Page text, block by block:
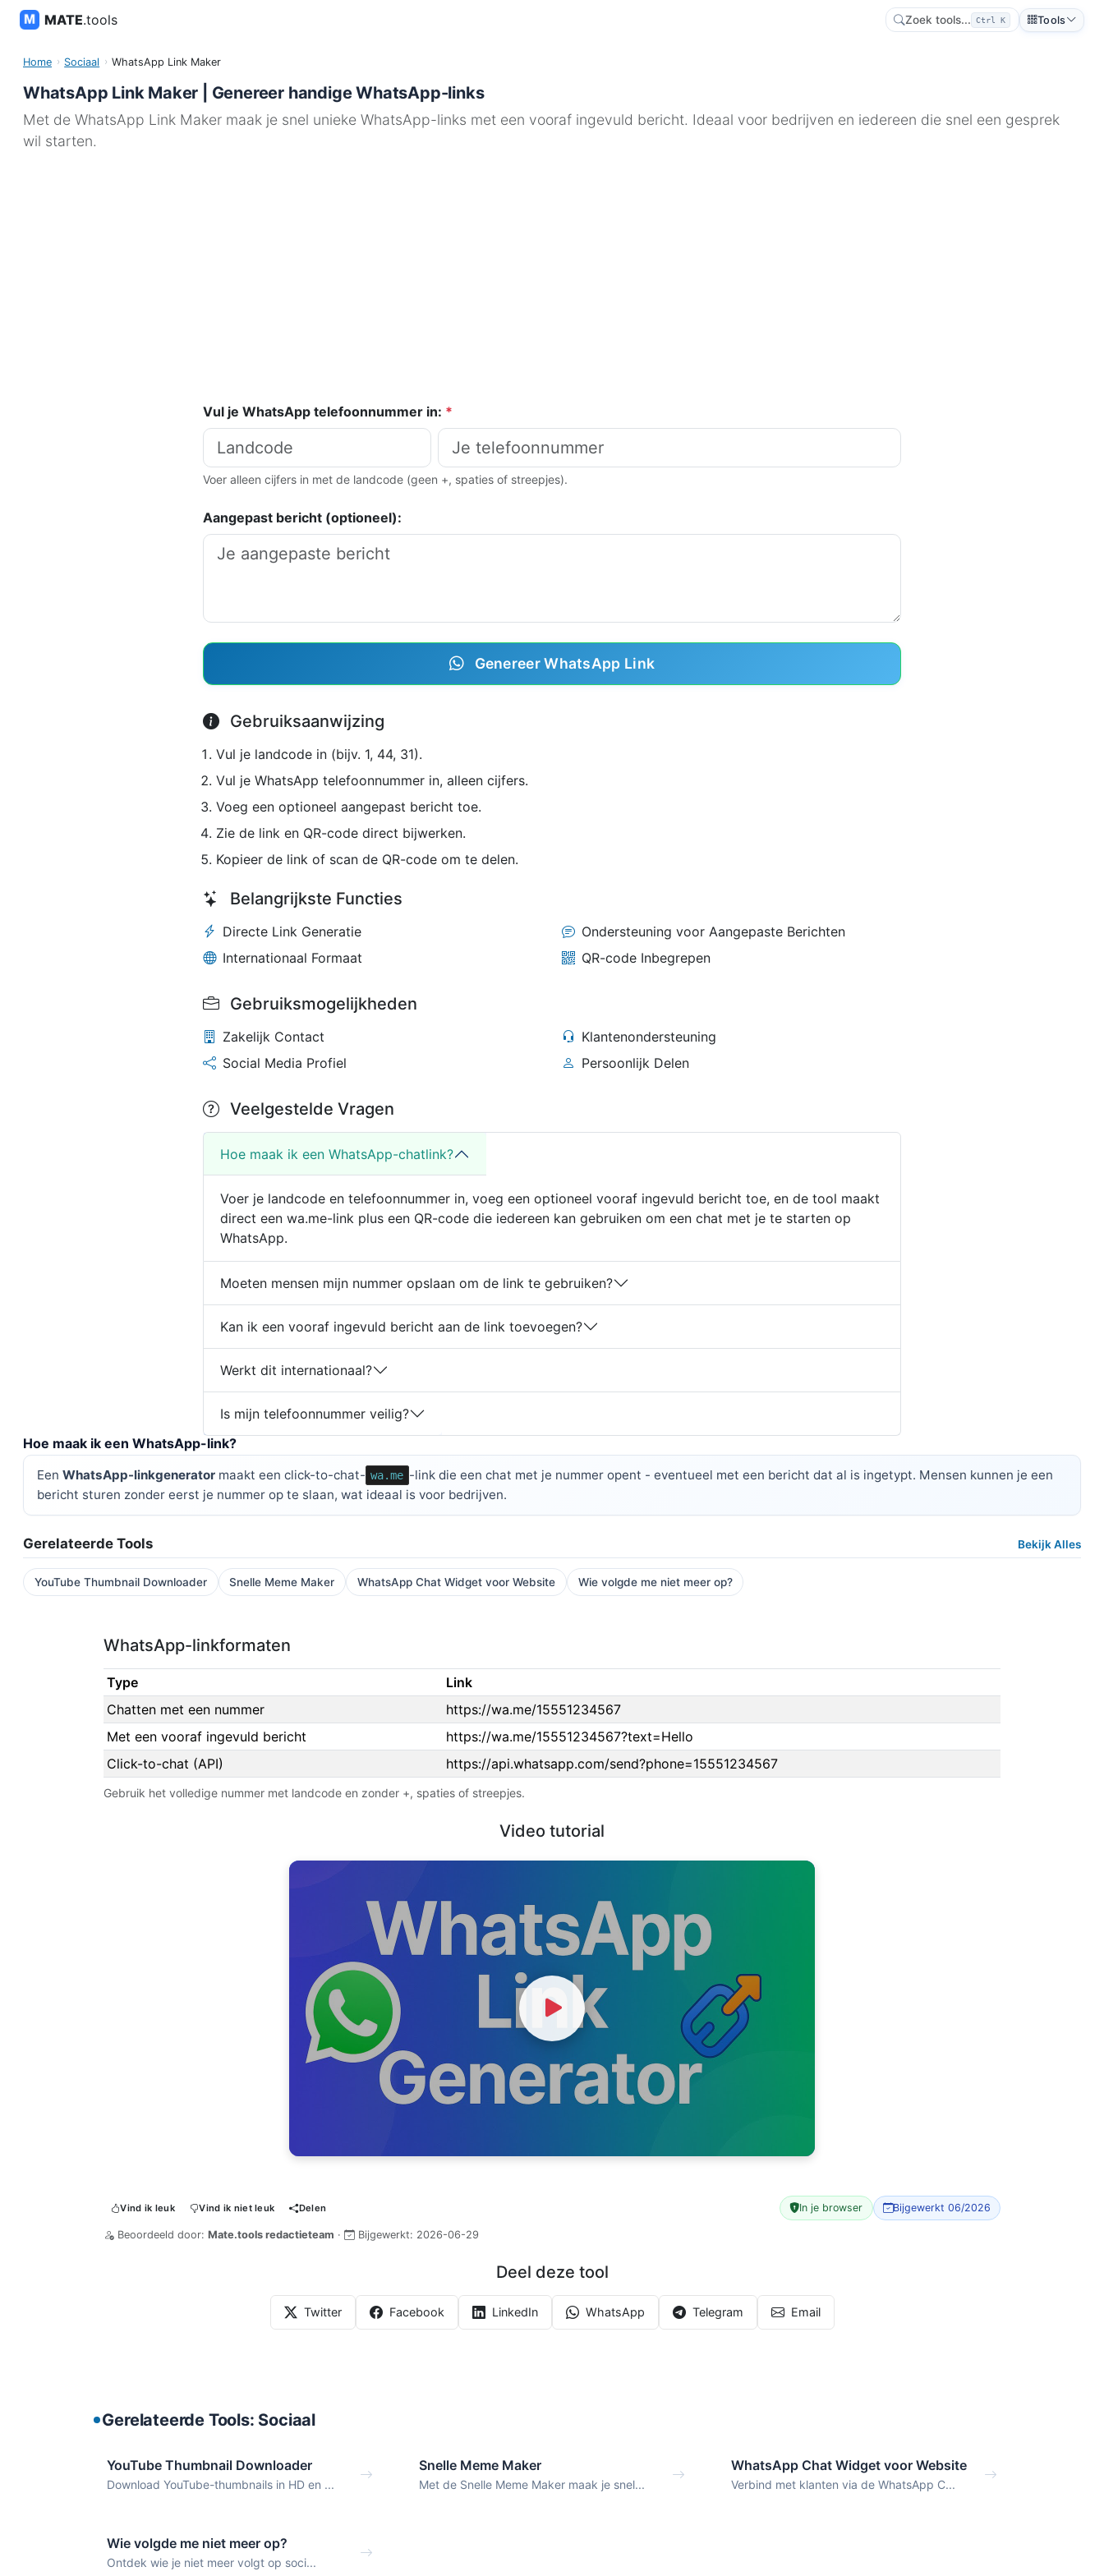
MATE.tools Zoek tools... Ctrl K Tools
Home Sociaal WhatsApp Link Maker
WhatsApp Link Maker | Genereer handige WhatsApp-links
Met de WhatsApp Link Maker maak je snel unieke WhatsApp-links met een vooraf ingevuld bericht. Ideaal voor bedrijven en iedereen die snel een gesprek
wil starten.
Vul je WhatsApp telefoonnummer in: *
Voer alleen cijfers in met de landcode (geen +, spaties of streepjes).
Aangepast bericht (optioneel):
Genereer WhatsApp Link
Gebruiksaanwijzing
Vul je landcode in (bijv. 1, 44, 31).
Vul je WhatsApp telefoonnummer in, alleen cijfers.
Voeg een optioneel aangepast bericht toe.
Zie de link en QR-code direct bijwerken.
Kopieer de link of scan de QR-code om te delen.
Belangrijkste Functies
Directe Link Generatie
Ondersteuning voor Aangepaste Berichten
Internationaal Formaat
QR-code Inbegrepen
Gebruiksmogelijkheden
Zakelijk Contact
Klantenondersteuning
Social Media Profiel
Persoonlijk Delen
Veelgestelde Vragen
Hoe maak ik een WhatsApp-chatlink?
Voer je landcode en telefoonnummer in, voeg een optioneel vooraf ingevuld bericht toe, en de tool maakt
direct een wa.me-link plus een QR-code die iedereen kan gebruiken om een chat met je te starten op
WhatsApp.
Moeten mensen mijn nummer opslaan om de link te gebruiken?
Kan ik een vooraf ingevuld bericht aan de link toevoegen?
Werkt dit internationaal?
Is mijn telefoonnummer veilig?
Hoe maak ik een WhatsApp-link?
Een WhatsApp-linkgenerator maakt een click-to-chat- wa.me -link die een chat met je nummer opent - eventueel met een bericht dat al is ingetypt. Mensen kunnen je een
bericht sturen zonder eerst je nummer op te slaan, wat ideaal is voor bedrijven.
Gerelateerde Tools Bekijk Alles
YouTube Thumbnail Downloader Snelle Meme Maker WhatsApp Chat Widget voor Website Wie volgde me niet meer op?
WhatsApp-linkformaten
Type
Link
Chatten met een nummer
https://wa.me/15551234567
Met een vooraf ingevuld bericht
https://wa.me/15551234567?text=Hello
Click-to-chat (API)
https://api.whatsapp.com/send?phone=15551234567
Gebruik het volledige nummer met landcode en zonder +, spaties of streepjes.
Video tutorial
Watch Video
Vind ik leuk Vind ik niet leuk Delen In je browser Bijgewerkt 06/2026
Beoordeeld door: Mate.tools redactieteam · Bijgewerkt: 2026-06-29
Deel deze tool
Twitter Facebook LinkedIn WhatsApp Telegram Email
Gerelateerde Tools: Sociaal
YouTube Thumbnail Downloader
Download YouTube-thumbnails in HD en ...
Snelle Meme Maker
Met de Snelle Meme Maker maak je snel...
WhatsApp Chat Widget voor Website
Verbind met klanten via de WhatsApp C...
Wie volgde me niet meer op?
Ontdek wie je niet meer volgt op soci...